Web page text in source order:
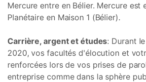
Mercure entre en Bélier. Mercure est
Planétaire en Maison 1 (Bélier).
Carrière, argent et études: Durant
2020, vos facultés d'élocution et
renforcées lors de vos prises de
entreprise comme dans la sphère